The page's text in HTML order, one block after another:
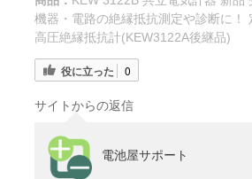
機器・電路の絶縁抵抗測定や診断に！
高圧絶縁抵抗計(KEW3122A後継品)
役に立った 0
サイトからの返信
電池屋サポート